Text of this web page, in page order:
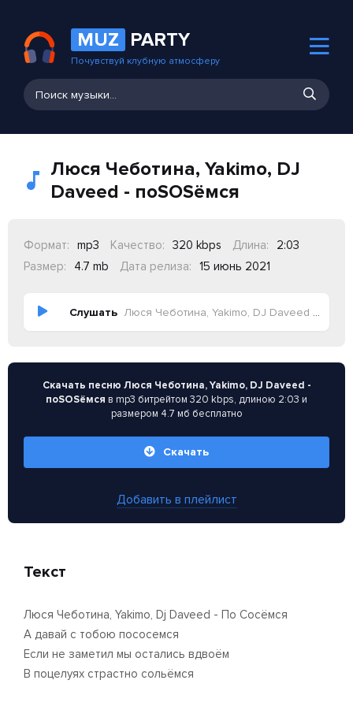
MUZ PARTY
Почувствуй клубную атмосферу
Люся Чеботина, Yakimo, DJ
Daveed - поSOSёмся
Формат: mp3 Качество: 320 kbps Длина:
2:03
Размер:
4.7 mb Дата релиза: 15 июнь 2021
Слушать Люся Чеботина, Yakimo, DJ Daveed - поSOSёмся
Скачать песню Люся Чеботина, Yakimo, DJ Daveed -
поSOSёмся в mp3 битрейтом 320 kbps, длиною 2:03 и
размером 4.7 мб бесплатно
Скачать
Добавить в плейлист
Текст
Люся Чеботина, Yakimo, Dj Daveed - По Сосёмся
А давай с тобою пососемся
Если не заметил мы остались вдвоём
В поцелуях страстно сольёмся